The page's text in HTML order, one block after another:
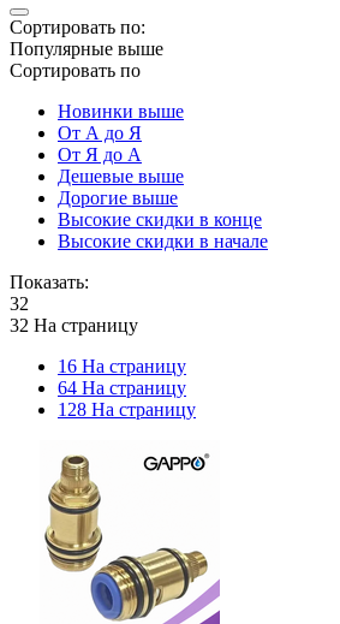
Сортировать по:
Популярные выше
Сортировать по
Новинки выше
От А до Я
От Я до А
Дешевые выше
Дорогие выше
Высокие скидки в конце
Высокие скидки в начале
Показать:
32
32 На страницу
16 На страницу
64 На страницу
128 На страницу